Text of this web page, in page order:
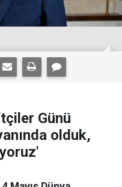
Günü
olduk,